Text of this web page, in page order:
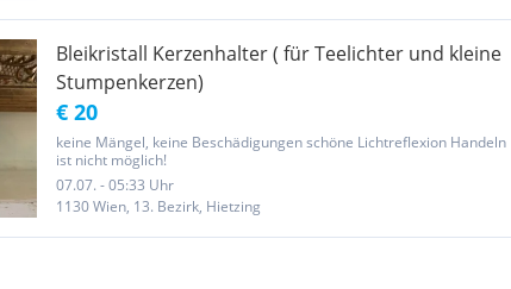
Bleikristall Kerzenhalter ( für Teelichter und kleine
Stumpenkerzen)
€ 20
keine Mängel, keine Beschädigungen schöne Lichtreflexion Handeln
ist nicht möglich!
07.07. - 05:33 Uhr
1130 Wien, 13. Bezirk, Hietzing